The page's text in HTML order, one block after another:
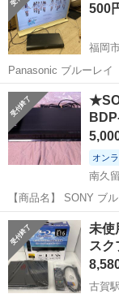
リモコン
500
福岡
Panasonic ブルーレイ プレーヤー DMP-BD65 DVDでの視聴確認済
リモコン無し 録画機能無し 2010年製 早良区石釜86-5 10-16時 無人取
引の場合あります。
福岡 福岡市
オン
南久
【商品名】 SONY ブ
【付属品】 本体、リ
てとなります。HDMI
態...
福岡 久留米市
SONY
未
スク
古賀駅